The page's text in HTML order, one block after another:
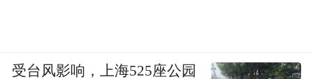
受台风影响，上海525座公园